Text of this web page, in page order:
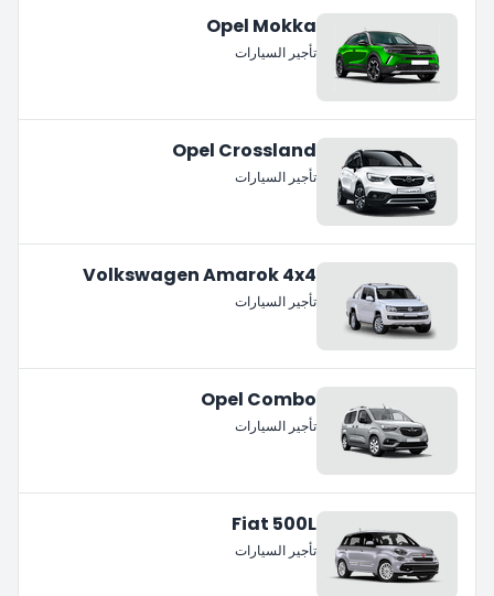
Opel Mokka
تأجير السيارات
Opel Crossland
تأجير السيارات
Volkswagen Amarok 4x4
تأجير السيارات
Opel Combo
تأجير السيارات
Fiat 500L
تأجير السيارات